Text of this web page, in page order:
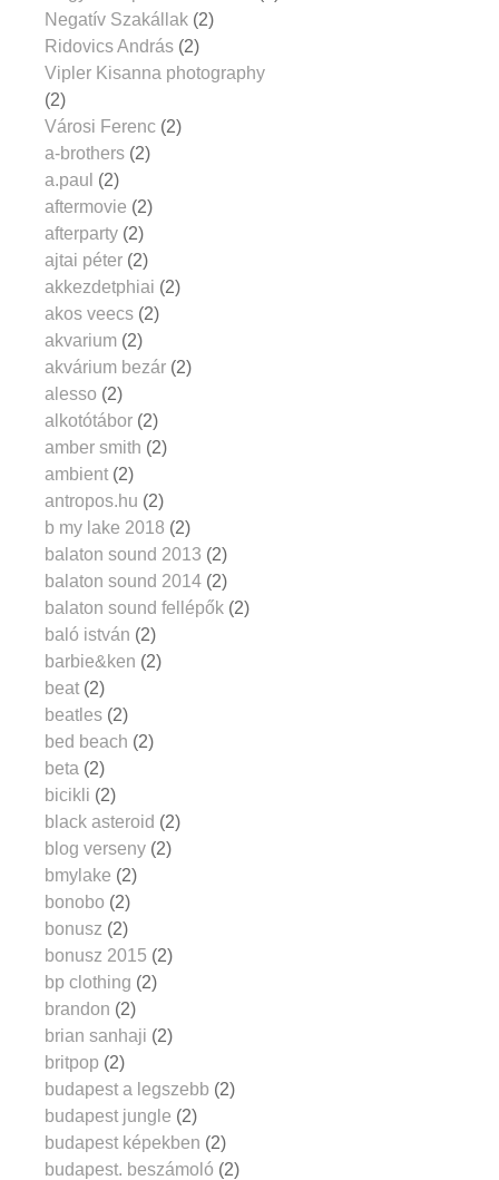
Negatív Szakállak (2)
Ridovics András (2)
Vipler Kisanna photography
(2)
Városi Ferenc (2)
a-brothers (2)
a.paul (2)
aftermovie (2)
afterparty (2)
ajtai péter (2)
akkezdetphiai (2)
akos veecs (2)
akvarium (2)
akvárium bezár (2)
alesso (2)
alkotótábor (2)
amber smith (2)
ambient (2)
antropos.hu (2)
b my lake 2018 (2)
balaton sound 2013 (2)
balaton sound 2014 (2)
balaton sound fellépők (2)
baló istván (2)
barbie&ken (2)
beat (2)
beatles (2)
bed beach (2)
beta (2)
bicikli (2)
black asteroid (2)
blog verseny (2)
bmylake (2)
bonobo (2)
bonusz (2)
bonusz 2015 (2)
bp clothing (2)
brandon (2)
brian sanhaji (2)
britpop (2)
budapest a legszebb (2)
budapest jungle (2)
budapest képekben (2)
budapest. beszámoló (2)